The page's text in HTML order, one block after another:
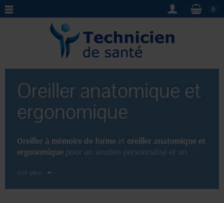
0
Oreiller anatomique et
ergonomique
Oreiller à mémoire de forme et oreiller anatomique et
ergonomique pour un soutien personnalisé et un
d'oreillers qui s'adaptent à votre morphologie.
Voir plus